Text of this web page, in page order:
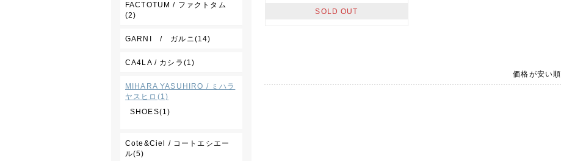
FACTOTUM / ファクトタム
(2)
GARNI / ガルニ(14)
CA4LA / カシラ(1)
MIHARA YASUHIRO / ミハラ
ヤスヒロ(1)
SHOES(1)
Cote&Ciel / コートエシエー
ル(5)
SOLD OUT
価格が安い順